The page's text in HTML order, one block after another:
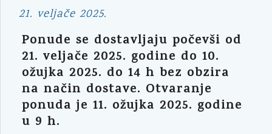
21. veljače 2025.
Ponude se dostavljaju počevši od
21. veljače 2025. godine do 10.
ožujka 2025. do 14 h bez obzira
na način dostave. Otvaranje
ponuda je 11. ožujka 2025. godine
u 9 h.